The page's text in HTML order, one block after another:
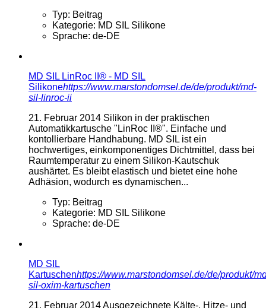
Typ: Beitrag
Kategorie: MD SIL Silikone
Sprache: de-DE
MD SIL LinRoc II® - MD SIL
Silikonehttps://www.marstondomsel.de/de/produkt/md-
sil-linroc-ii
21. Februar 2014 Silikon in der praktischen
Automatikkartusche "LinRoc II®". Einfache und
kontollierbare Handhabung. MD SIL ist ein
hochwertiges, einkomponentiges Dichtmittel, dass bei
Raumtemperatur zu einem Silikon-Kautschuk
aushärtet. Es bleibt elastisch und bietet eine hohe
Adhäsion, wodurch es dynamischen...
Typ: Beitrag
Kategorie: MD SIL Silikone
Sprache: de-DE
MD SIL
Kartuschenhttps://www.marstondomsel.de/de/produkt/
sil-oxim-kartuschen
21. Februar 2014Ausgezeichnete Kälte-, Hitze- und